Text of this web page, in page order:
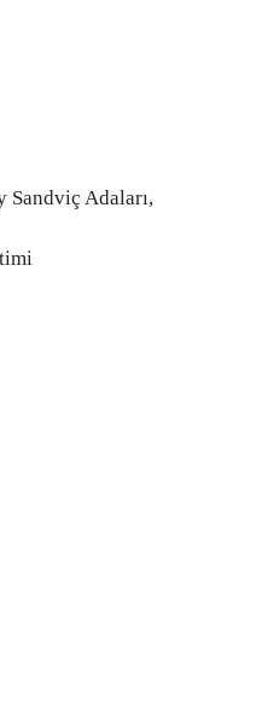
Sandviç Adaları,